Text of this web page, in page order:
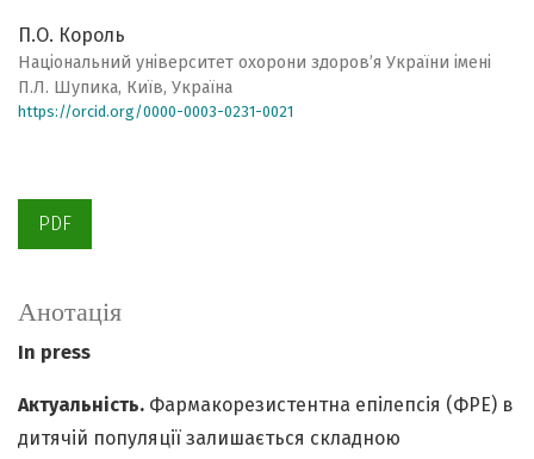
П.О. Король
Національний університет охорони здоровʼя України імені
П.Л. Шупика, Київ, Україна
https://orcid.org/0000-0003-0231-0021
PDF
Анотація
In press
Актуальність. Фармакорезистентна епілепсія (ФРЕ) в
дитячій популяції залишається складною